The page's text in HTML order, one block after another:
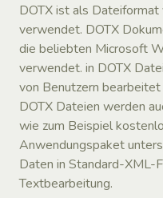
DOTX ist als
verwendet. DOTX
die beliebten Microsoft
verwendet. in DOTX
von Benutzern
DOTX Dateien werden
wie zum Beispiel
Anwendungspaket
Daten in Standard-XML-
Textbearbeitung.